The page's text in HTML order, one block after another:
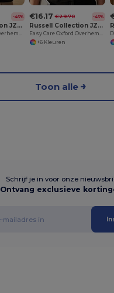
-46%
Russell Collection JZ32F
Easy Care Oxford Overhemd Met Lange Mouw
€16.17 €29.70 -46%
Russell Collection JZ33F
Easy Care Oxford Overhemd Met Korte Mouw
+6 Kleuren
Toon alle
Schrijf je in voor onze
Ontvang exclusieve